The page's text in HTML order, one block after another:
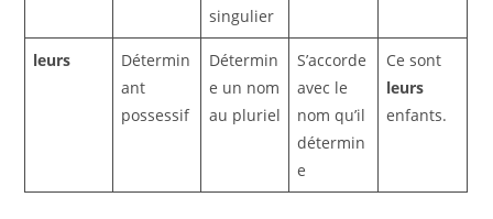
singulier
leurs
Détermin
ant
possessif
Détermin
e un nom
au pluriel
S’accorde
avec le
nom qu’il
détermin
e
Ce sont
leurs
enfants.